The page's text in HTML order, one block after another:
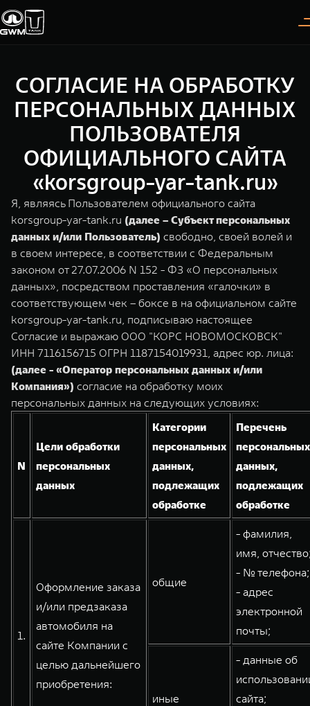
Модели
TANK 300
Следуй за открытиями
от 3 999 000 ₽
TANK 400
За пределы возможного
от 5 599 000 ₽
TANK 500
Веди за собой
от 6 499 000 ₽
TANK 700
Сила признания
от 10 199 000 ₽
Расширяя границы комфорта
WEY 05
Эстетика нового времени
от 5 699 000 ₽
WEY 80
от 6 449 000 ₽
WEY 80 Лаундж
Масштаб возможностей
Покупателям
ВЫБОР АВТОМОБИЛЯ
Спецпредложения
Тест-драйв
Зарядные станции
ПОКУПКА АВТОМОБИЛЯ
TANK Финансы
Корпоративным клиентам
TANK ФИНАНСЫ
TANK Кредит
TANK Страхование
Владельцам
ГАРАНТИЯ И ПОДДЕРЖКА
Гарантия
Помощь на дороге
СЕРВИС
Калькулятор ТО
Нулевое ТО
Сервис
Специальные предложения
Моторные масла
ЦИФРОВЫЕ СЕРВИСЫ TANK
Подписки
О дилере
ИНФОРМАЦИЯ
О нас
GWM ТЕХ ДЕНЬ
Новости
СОГЛАСИЕ НА ОБРАБОТКУ
ПЕРСОНАЛЬНЫХ ДАННЫХ
ПОЛЬЗОВАТЕЛЯ
ОФИЦИАЛЬНОГО САЙТА
«korsgroup-yar-tank.ru»
Я, являясь Пользователем официального сайта
korsgroup-yar-tank.ru (далее – Субъект персональных
данных и/или Пользователь) свободно, своей волей и
в своем интересе, в соответствии с Федеральным
законом от 27.07.2006 N 152 - ФЗ «О персональных
данных», посредством проставления «галочки» в
соответствующем чек – боксе в на официальном сайте
korsgroup-yar-tank.ru, подписываю настоящее
Согласие и выражаю ООО "КОРС НОВОМОСКОВСК"
ИНН 7116156715 ОГРН 1187154019931, адрес юр. лица:
(далее - «Оператор персональных данных и/или
Компания») согласие на обработку моих
персональных данных на следующих условиях:
N
Цели обработки
персональных
данных
Категории
персональных
данных,
подлежащих
обработке
Перечень
персональных
данных,
подлежащих
обработке
1.
Оформление заказа
и/или предзаказа
автомобиля на
сайте Компании с
целью дальнейшего
приобретения:
общие
- фамилия,
имя,
- № телефона;
- адрес
электронной
почты;
иные
- данные об
сайта;